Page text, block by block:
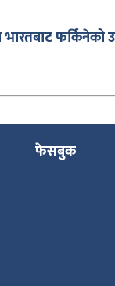
फर्किनेको
फेसबुक